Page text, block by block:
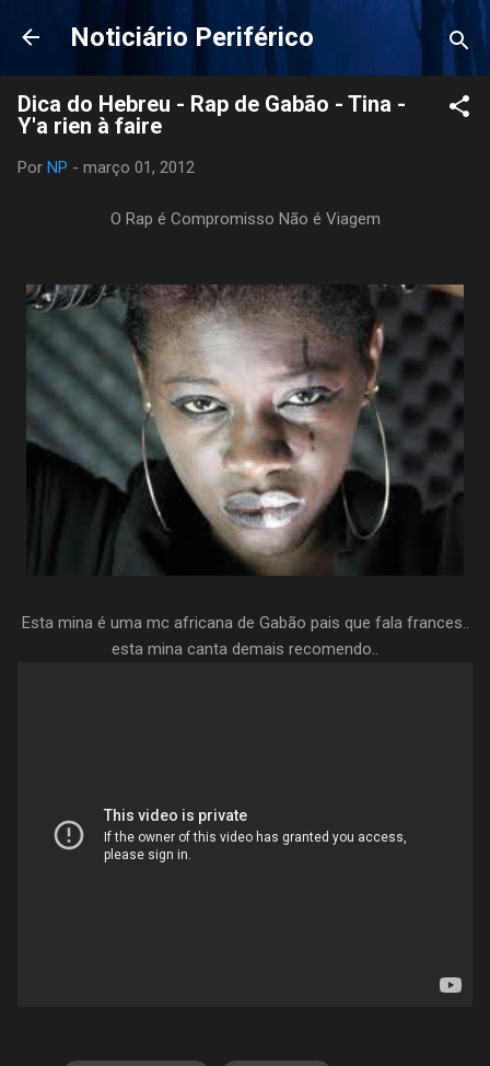
Pular para o conteúdo principal
Noticiário Periférico
Dica do Hebreu - Rap de Gabão - Tina -
Y'a rien à faire
Por NP - março 01, 2012
O Rap é Compromisso Não é Viagem
Esta mina é uma mc africana de Gabão pais que fala frances..
esta mina canta demais recomendo..